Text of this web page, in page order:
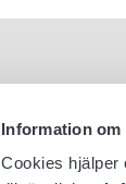
Information om
Cookies hjälper